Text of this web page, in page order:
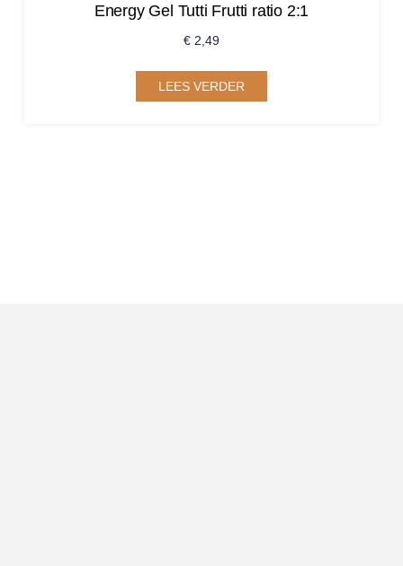
Energy Gel Tutti Frutti ratio 2:1
€ 2,49
LEES VERDER